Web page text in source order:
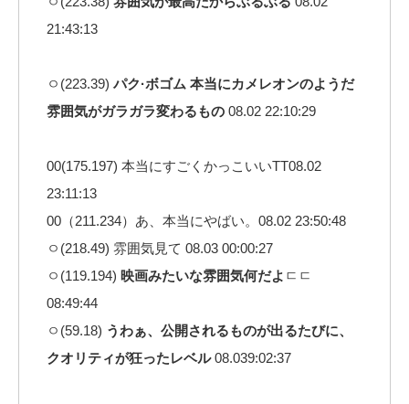
21:43:13
ㅇ(223.39) パク·ボゴム 本当にカメレオンのようだ
雰囲気がガラガラ変わるもの 08.02 22:10:29
00(175.197) 本当にすごくかっこいいTT08.02
23:11:13
00（211.234）あ、本当にやばい。08.02 23:50:48
ㅇ(218.49) 雰囲気見て 08.03 00:00:27
ㅇ(119.194) 映画みたいな雰囲気何だよ ㄷㄷ
08:49:44
ㅇ(59.18) うわぁ、公開されるものが出るたびに、
クオリティが狂ったレベル08.039:02:37